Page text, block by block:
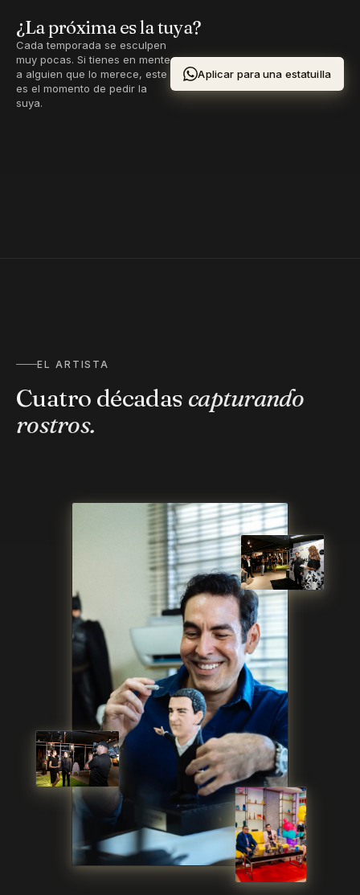
¿La próxima es la tuya?
Cada temporada se esculpen
muy pocas. Si tienes en mente
a alguien que lo merece, este
es el momento de pedir la
suya.
Aplicar para una estatuilla
EL ARTISTA
Cuatro décadas capturando
rostros.